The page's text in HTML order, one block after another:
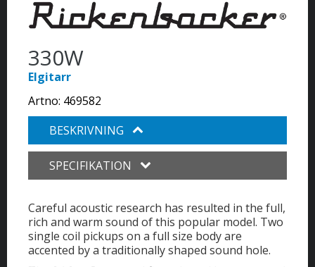
330W
Elgitarr
Artno: 469582
BESKRIVNING
SPECIFIKATION
Careful acoustic research has resulted in the full,
rich and warm sound of this popular model. Two
single coil pickups on a full size body are
accented by a traditionally shaped sound hole.